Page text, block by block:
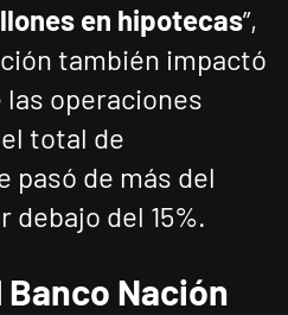
en hipotecas”,
también impactó
las operaciones
total de
pasó de más del
debajo del 15%.
Nación